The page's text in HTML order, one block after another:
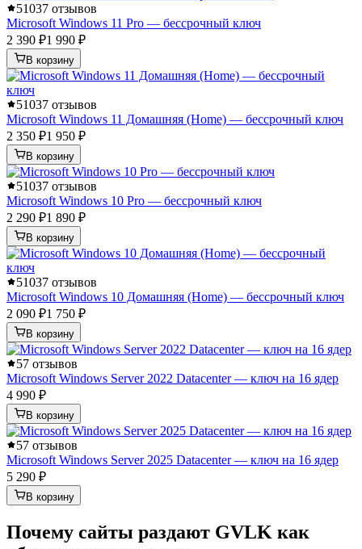
51037 отзывов
Microsoft Windows 11 Pro — бессрочный ключ
2 390 ₽1 990 ₽
В корзину
51037 отзывов
Microsoft Windows 11 Домашняя (Home) — бессрочный ключ
2 350 ₽1 950 ₽
В корзину
51037 отзывов
Microsoft Windows 10 Pro — бессрочный ключ
2 290 ₽1 890 ₽
В корзину
51037 отзывов
Microsoft Windows 10 Домашняя (Home) — бессрочный ключ
2 090 ₽1 750 ₽
В корзину
57 отзывов
Microsoft Windows Server 2022 Datacenter — ключ на 16 ядер
4 990 ₽
В корзину
57 отзывов
Microsoft Windows Server 2025 Datacenter — ключ на 16 ядер
5 290 ₽
В корзину
Почему сайты раздают GVLK как